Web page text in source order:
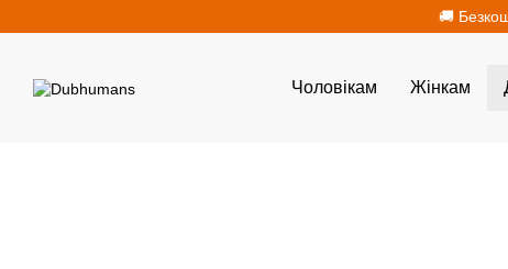
🚚
Чоловікам Жінкам